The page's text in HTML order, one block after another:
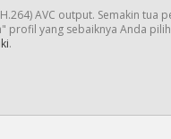
AVC output. Semakin tua
profil yang sebaiknya Anda
.